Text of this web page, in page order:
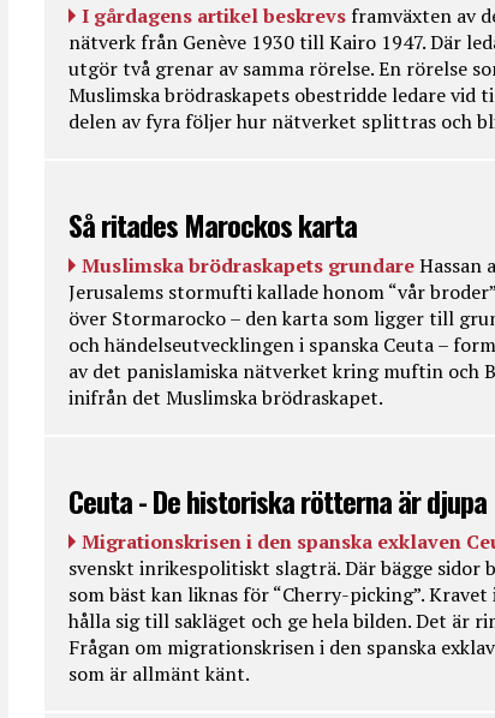
I gårdagens artikel beskrevs framväxten av
nätverk från Genève 1930 till Kairo 1947. Där
utgör två grenar av samma rörelse. En rörelse
Muslimska brödraskapets obestridde ledare vid
delen av fyra följer hur nätverket splittras och
Så ritades Marockos karta
Muslimska brödraskapets grundareHassan
Jerusalems stormufti kallade honom “vår
över Stormarocko – den karta som ligger till
och händelseutvecklingen i spanska Ceuta –
av det panislamiska nätverket kring muftin och
inifrån det Muslimska brödraskapet.
Ceuta - De historiska rötterna är djupa
Migrationskrisen i den spanska exklaven
svenskt inrikespolitiskt slagträ. Där bägge sidor
som bäst kan liknas för “Cherry-picking”.
hålla sig till sakläget och ge hela bilden. Det är
Frågan om migrationskrisen i den spanska
som är allmänt känt.